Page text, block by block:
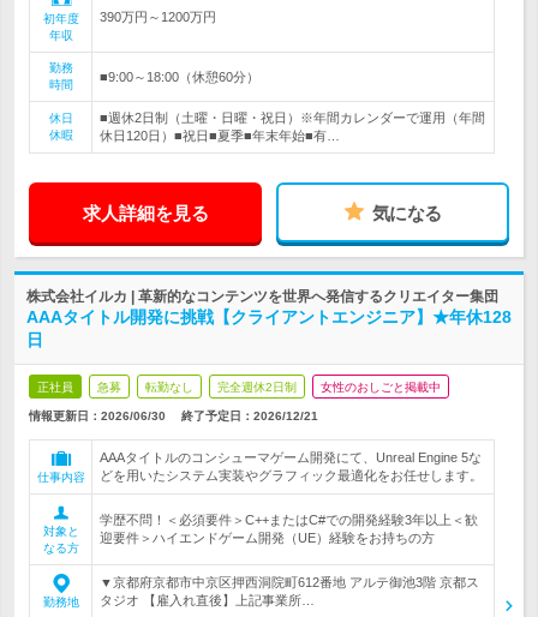
初年度
年収
390万円～1200万円
勤務
時間
■9:00～18:00（休憩60分）
休日
休暇
■週休2日制（土曜・日曜・祝日）※年間カレンダーで運用（年間
休日120日）■祝日■夏季■年末年始■有…
求人詳細を見る 気になる
株式会社イルカ | 革新的なコンテンツを世界へ発信するクリエイター集団
AAAタイトル開発に挑戦【クライアントエンジニア】★年休128
日
正社員 急募 転勤なし 完全週休2日制 女性のおしごと掲載中
情報更新日：2026/06/30 終了予定日： 2026/12/21
仕事内容
AAAタイトルのコンシューマゲーム開発にて、Unreal Engine 5な
どを用いたシステム実装やグラフィック最適化をお任せします。
対象と
なる方
学歴不問！＜必須要件＞C++またはC#での開発経験3年以上＜歓
迎要件＞ハイエンドゲーム開発（UE）経験をお持ちの方
勤務地
▼京都府京都市中京区押西洞院町612番地 アルテ御池3階 京都ス
タジオ 【雇入れ直後】上記事業所…